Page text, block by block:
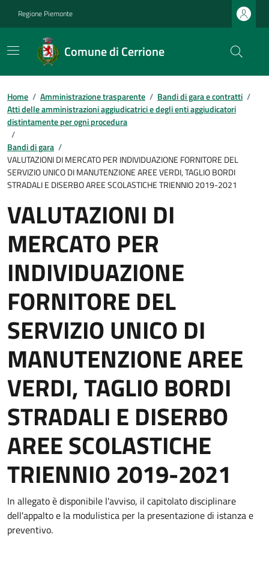
Regione Piemonte
Comune di Cerrione
Home / Amministrazione trasparente / Bandi di gara e contratti /
Atti delle amministrazioni aggiudicatrici e degli enti aggiudicatori
distintamente per ogni procedura
/
Bandi di gara /
VALUTAZIONI DI MERCATO PER INDIVIDUAZIONE FORNITORE DEL
SERVIZIO UNICO DI MANUTENZIONE AREE VERDI, TAGLIO BORDI
STRADALI E DISERBO AREE SCOLASTICHE TRIENNIO 2019-2021
VALUTAZIONI DI
MERCATO PER
INDIVIDUAZIONE
FORNITORE DEL
SERVIZIO UNICO DI
MANUTENZIONE AREE
VERDI, TAGLIO BORDI
STRADALI E DISERBO
AREE SCOLASTICHE
TRIENNIO 2019-2021
In allegato è disponibile l'avviso, il capitolato disciplinare
dell'appalto e la modulistica per la presentazione di istanza e
preventivo.